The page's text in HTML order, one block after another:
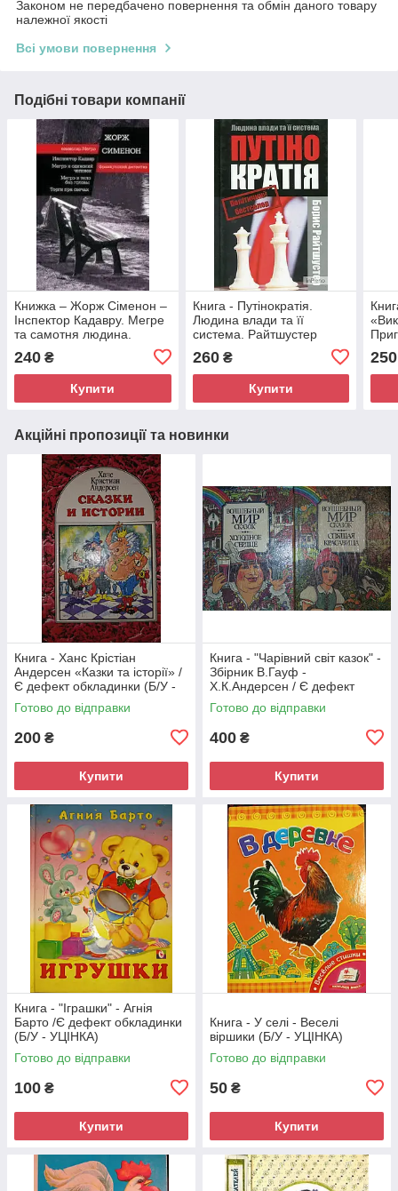
Законом не передбачено повернення та обмін даного товару
належної якості
Всі умови повернення
Подібні товари компанії
Книжка – Жорж Сіменон –
Інспектор Кадавру. Мегре
та самотня людина.
Мегре та тіло без голови.
Торги зі свічками - збірник
(Уцінка)
240 ₴
Купити
Книга - Путінократія.
Людина влади та її
система. Райтшустер
260₴
Купити
250
Акційні пропозиції та новинки
Книга - Ханс Крістіан
Андерсен «Казки та історії» /
Є дефект обкладинки (Б/У -
УЦІНКА)
Готово до відправки
200 ₴
Купити
Книга - "Чарівний світ казок" -
Збірник В.Гауф -
Х.К.Андерсен / Є дефект
обкладинки (Б/У - УЦІНКА)
Готово до відправки
400 ₴
Купити
Книга - "Іграшки" - Агнія
Барто /Є дефект обкладинки
(Б/У - УЦІНКА)
Готово до відправки
100 ₴
Купити
Книга - У селі - Веселі
віршики (Б/У - УЦІНКА)
Готово до відправки
50 ₴
Купити